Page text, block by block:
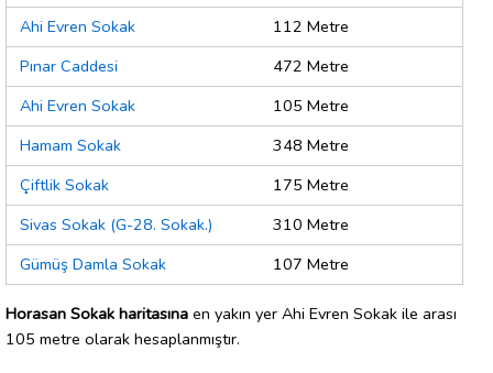
Ahi Evren Sokak
112 Metre
Pınar Caddesi
472 Metre
Ahi Evren Sokak
105 Metre
Hamam Sokak
348 Metre
Çiftlik Sokak
175 Metre
Sivas Sokak (G-28. Sokak.)
310 Metre
Gümüş Damla Sokak
107 Metre
Horasan Sokak haritasına en yakın yer Ahi Evren Sokak ile arası
105 metre olarak hesaplanmıştır.